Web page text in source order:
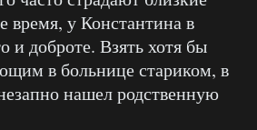
у Константина в
и доброте. Взять хотя бы
в больнице стариком, в
нашел родственную